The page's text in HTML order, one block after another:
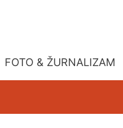
FOTO & ŽURNALIZAM